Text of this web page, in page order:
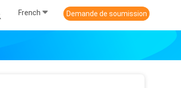
French Demande de soumission